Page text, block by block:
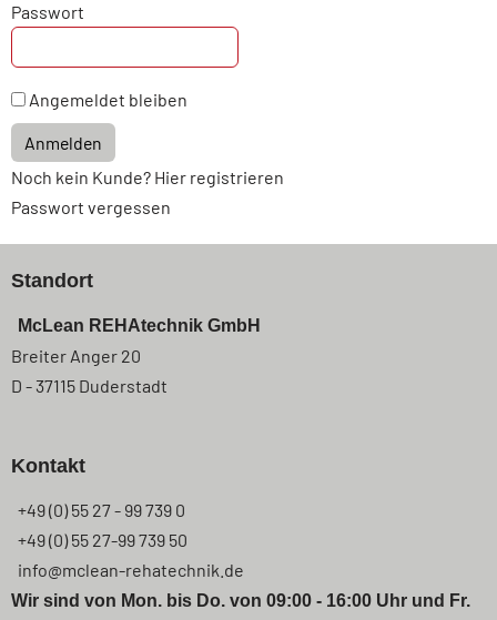
Passwort
Angemeldet bleiben
Anmelden
Noch kein Kunde? Hier registrieren
Passwort vergessen
Standort
McLean REHAtechnik GmbH
Breiter Anger 20
D - 37115 Duderstadt
Kontakt
+49 (0) 55 27 - 99 739 0
+49 (0) 55 27-99 739 50
info@mclean-rehatechnik.de
Wir sind von Mon. bis Do. von 09:00 - 16:00 Uhr und Fr.